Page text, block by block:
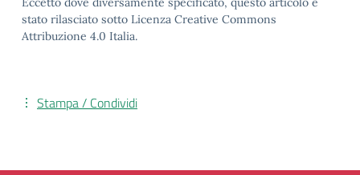
stato rilasciato sotto Licenza Creative Commons
Attribuzione 4.0 Italia.
Stampa / Condividi